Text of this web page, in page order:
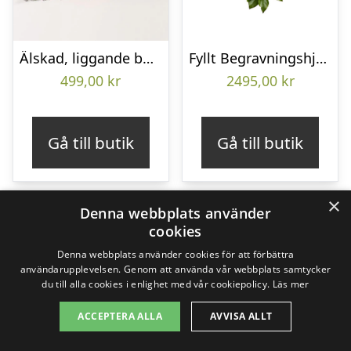
Älskad, liggande bukett
499,00 kr
Gå till butik
Fyllt Begravningshjärta
2495,00 kr
Gå till butik
×
Denna webbplats använder
cookies
Denna webbplats använder cookies för att förbättra
användarupplevelsen. Genom att använda vår webbplats samtycker
du till alla cookies i enlighet med vår cookiepolicy. Läs mer
ACCEPTERA ALLA AVVISA ALLT